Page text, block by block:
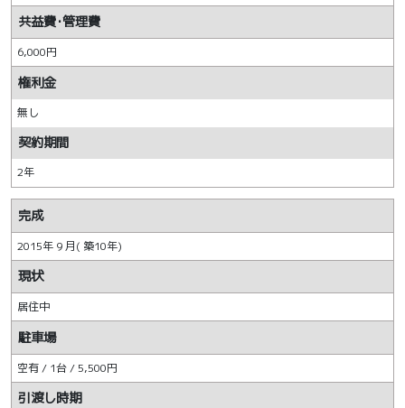
共益費･管理費
6,000円
権利金
無し
契約期間
2年
完成
2015年 9 月( 築10年)
現状
居住中
駐車場
空有 / 1台 / 5,500円
引渡し時期